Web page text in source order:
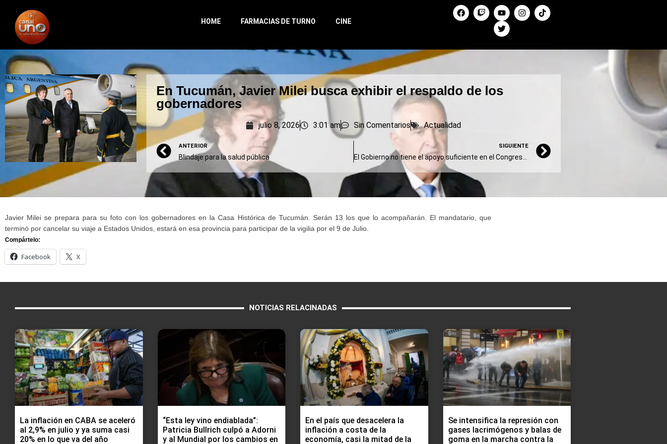
HOME FARMACIAS DE TURNO CINE
En Tucumán, Javier Milei busca exhibir el respaldo de los
gobernadores
julio 8, 2026 3:01 am Sin Comentarios Actualidad
ANTERIOR
Blindaje para la salud pública
SIGUIENTE
Javier Milei se prepara para su foto con los gobernadores en la Casa Histórica de Tucumán. Serán 13 los que lo acompañarán. El mandatario, que
terminó por cancelar su viaje a Estados Unidos, estará en esa provincia para participar de la vigilia por el 9 de Julio.
Compártelo:
Facebook X
NOTICIAS RELACINADAS
La inflación en CABA se aceleró
al 2,9% en julio y ya suma casi
20% en lo que va del año
“Esta ley vino endiablada”:
Patricia Bullrich culpó a Adorni
y al Mundial por los cambios en
En el país que desacelera la
inflación a costa de la
economía, casi la mitad de la
Se intensifica la represión con
gases lacrimógenos y balas de
goma en la marcha contra la